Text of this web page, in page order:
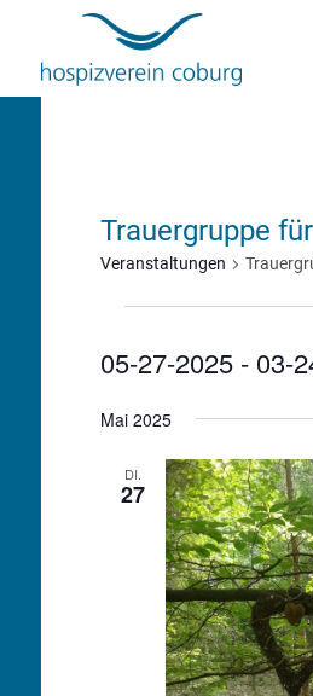
Trauergruppe
Veranstaltungen
05-27-2025 - 03-
wählen.
Mai 2025
DI.
27